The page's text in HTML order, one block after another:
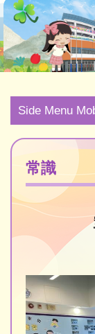
Side Menu
常識